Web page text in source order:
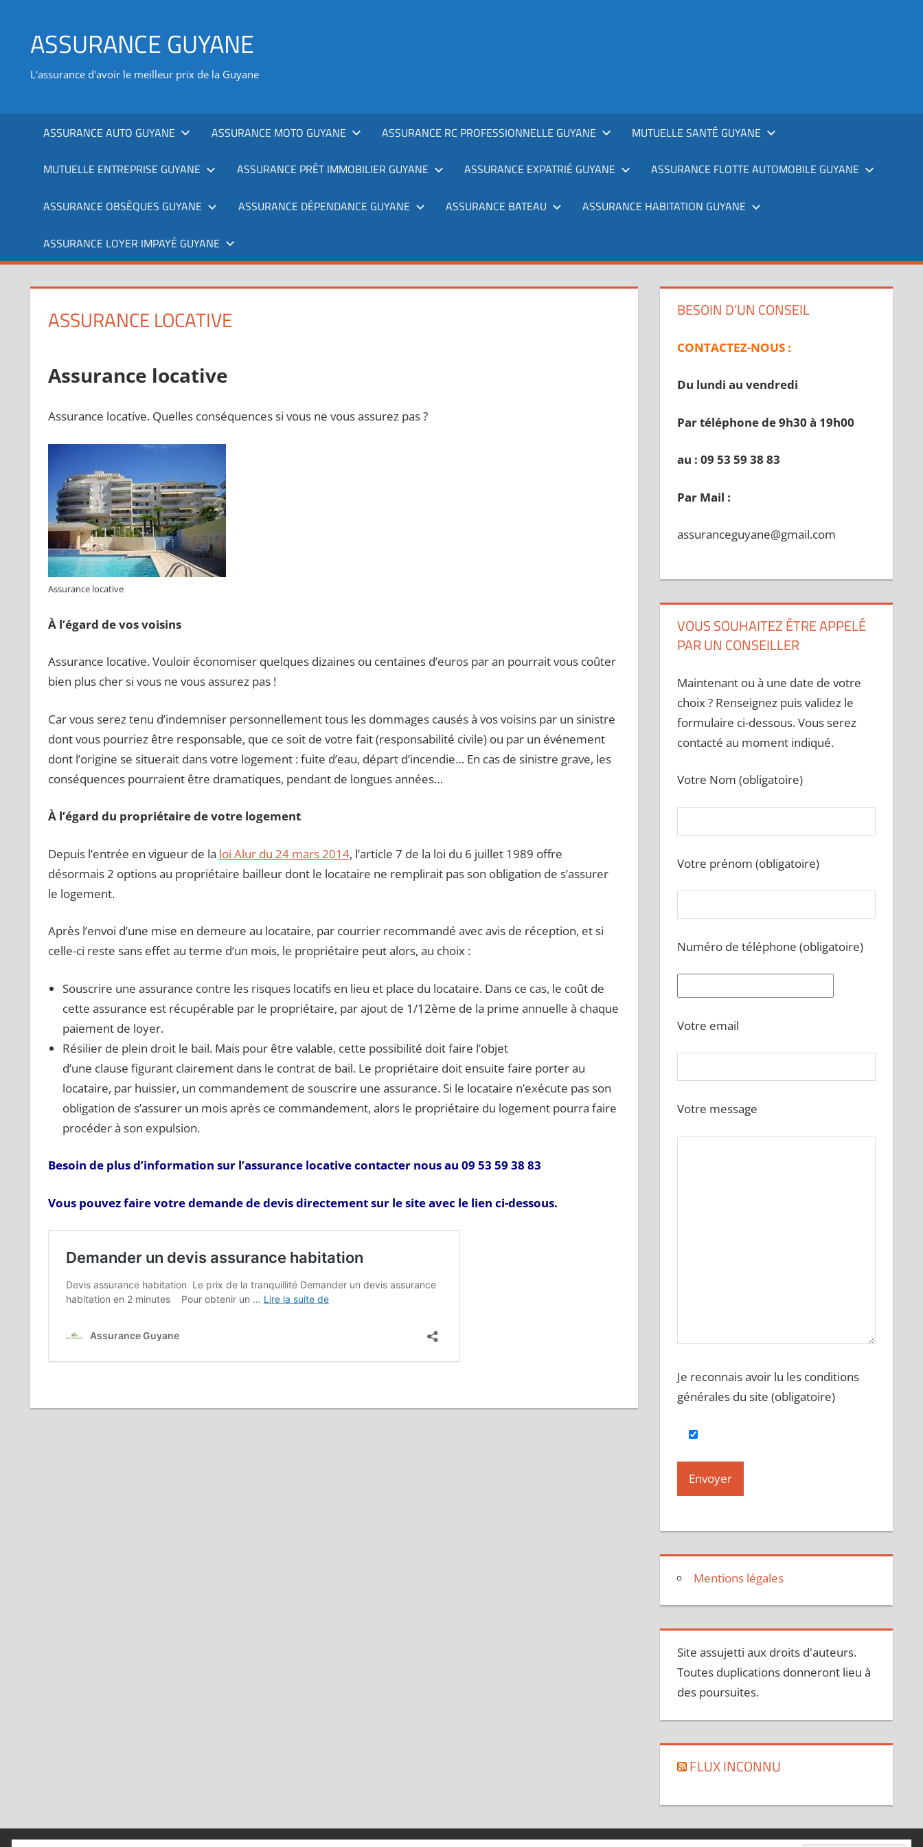
contenuASSURANCE GUYANE
L'assurance d'avoir le meilleur prix de la Guyane
ASSURANCE AUTO GUYANE ASSURANCE MOTO GUYANE ASSURANCE RC PROFESSIONNELLE GUYANE MUTUELLE SANTÉ GUYANE
MUTUELLE ENTREPRISE GUYANE ASSURANCE PRÊT IMMOBILIER GUYANE ASSURANCE EXPATRIÉ GUYANE ASSURANCE FLOTTE AUTOMOBILE GUYANE
ASSURANCE OBSÈQUES GUYANE ASSURANCE DÉPENDANCE GUYANE ASSURANCE BATEAU ASSURANCE HABITATION GUYANE
ASSURANCE LOYER IMPAYÉ GUYANE
ASSURANCE LOCATIVE
Assurance locative
Assurance locative. Quelles conséquences si vous ne vous assurez pas ?
Assurance locative
À l’égard de vos voisins
Assurance locative. Vouloir économiser quelques dizaines ou centaines d’euros par an pourrait vous coûter
bien plus cher si vous ne vous assurez pas !
Car vous serez tenu d’indemniser personnellement tous les dommages causés à vos voisins par un sinistre
dont vous pourriez être responsable, que ce soit de votre fait (responsabilité civile) ou par un événement
dont l’origine se situerait dans votre logement : fuite d’eau, départ d’incendie… En cas de sinistre grave, les
conséquences pourraient être dramatiques, pendant de longues années…
À l’égard du propriétaire de votre logement
Depuis l’entrée en vigueur de la loi Alur du 24 mars 2014, l’article 7 de la loi du 6 juillet 1989 offre
désormais 2 options au propriétaire bailleur dont le locataire ne remplirait pas son obligation de s’assurer
le logement.
Après l’envoi d’une mise en demeure au locataire, par courrier recommandé avec avis de réception, et si
celle-ci reste sans effet au terme d’un mois, le propriétaire peut alors, au choix :
Souscrire une assurance contre les risques locatifs en lieu et place du locataire. Dans ce cas, le coût de
cette assurance est récupérable par le propriétaire, par ajout de 1/12ème de la prime annuelle à chaque
paiement de loyer.
Résilier de plein droit le bail. Mais pour être valable, cette possibilité doit faire l’objet
d’une clause figurant clairement dans le contrat de bail. Le propriétaire doit ensuite faire porter au
locataire, par huissier, un commandement de souscrire une assurance. Si le locataire n’exécute pas son
obligation de s’assurer un mois après ce commandement, alors le propriétaire du logement pourra faire
procéder à son expulsion.
Besoin de plus d’information sur l’assurance locative contacter nous au 09 53 59 38 83
Vous pouvez faire votre demande de devis directement sur le site avec le lien ci-dessous.
BESOIN D’UN CONSEIL
CONTACTEZ-NOUS :
Du lundi au vendredi
Par téléphone de 9h30 à 19h00
au : 09 53 59 38 83
Par Mail :
assuranceguyane@gmail.com
VOUS SOUHAITEZ ÊTRE APPELÉ
PAR UN CONSEILLER
Maintenant ou à une date de votre
choix ? Renseignez puis validez le
formulaire ci-dessous. Vous serez
contacté au moment indiqué.
Votre Nom (obligatoire)
Votre prénom (obligatoire)
Numéro de téléphone (obligatoire)
Votre email
Votre message
Je reconnais avoir lu les conditions
générales du site (obligatoire)
Mentions légales
Site assujetti aux droits d'auteurs.
Toutes duplications donneront lieu à
des poursuites.
FLUX INCONNU